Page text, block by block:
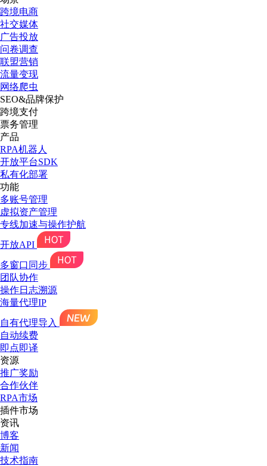
跨境电商
社交媒体
广告投放
问卷调查
联盟营销
流量变现
网络爬虫
SEO&品牌保护
跨境支付
票务管理
产品
RPA机器人
开放平台SDK
私有化部署
功能
多账号管理
虚拟资产管理
专线加速与操作护航
开放API
多窗口同步
团队协作
操作日志溯源
海量代理IP
自有代理导入
自动续费
即点即译
资源
推广奖励
合作伙伴
RPA市场
插件市场
资讯
博客
新闻
技术指南